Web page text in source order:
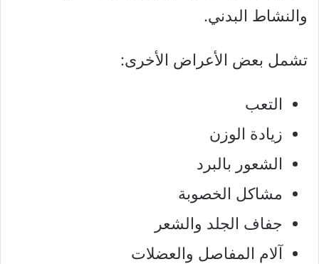
والنشاط البدني.
تشمل بعض الأعراض الأخرى:
التعب
زيادة الوزن
الشعور بالبرد
مشاكل الخصوبة
جفاف الجلد والشعر
آلام المفاصل والعضلات